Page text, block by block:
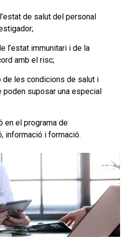
de salut del personal
l’estat immunitari i de la
amb el risc;
de les condicions de salut i
poden suposar una especial
en el programa de
informació i formació.